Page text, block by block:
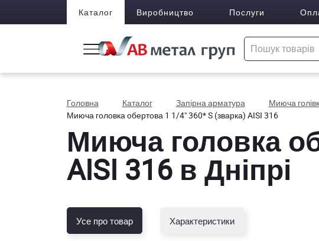
Каталог Виробництво Послуги
Головна Каталог Запірна арматура Миюча
Миюча головка обертова 1 1/4" 360* S (зварка) AISI 316
Миюча головка
AISI 316 в Дніпрі
Усе про товар Характеристики